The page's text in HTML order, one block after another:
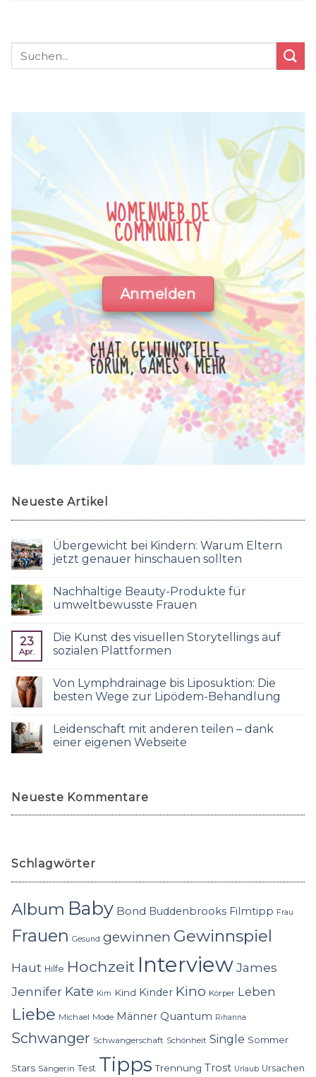
WOMENWEB.DE
COMMUNITY
Anmelden
CHAT, GEWINNSPIELE,
FORUM, GAMES & MEHR
Neueste Artikel
Übergewicht bei Kindern: Warum Eltern
jetzt genauer hinschauen sollten
Nachhaltige Beauty-Produkte für
umweltbewusste Frauen
23
Apr.
Die Kunst des visuellen Storytellings auf
sozialen Plattformen
Von Lymphdrainage bis Liposuktion: Die
besten Wege zur Lipödem-Behandlung
Leidenschaft mit anderen teilen – dank
einer eigenen Webseite
Neueste Kommentare
Schlagwörter
Album Baby Bond Buddenbrooks Filmtipp Frau
Frauen Gesund gewinnen Gewinnspiel
Haut Hilfe Hochzeit InterviewJames
Jennifer Kate Kim Kind Kinder Kino Körper Leben
Liebe Michael Mode Männer Quantum Rihanna
Schwanger Schwangerschaft Schönheit Single Sommer
Stars Sängerin Test Tipps Trennung Trost Urlaub Ursachen